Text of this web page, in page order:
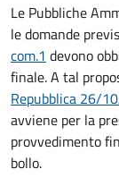
Le Pubbliche
le domande
com.1 devono
finale. A tal
Repubblica 26/
avviene per la
provvedimento
bollo.